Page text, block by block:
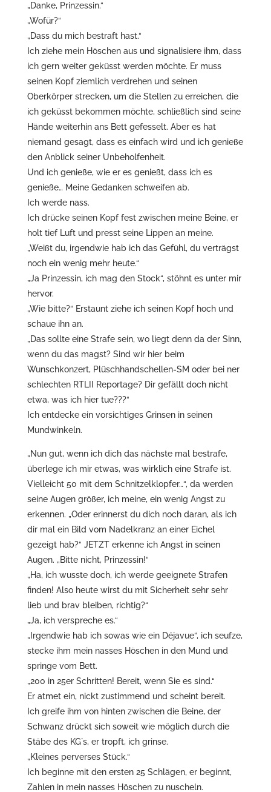
„Danke, Prinzessin.“
„Wofür?“
„Dass du mich bestraft hast.“
Ich ziehe mein Höschen aus und signalisiere ihm, dass
ich gern weiter geküsst werden möchte. Er muss
seinen Kopf ziemlich verdrehen und seinen
Oberkörper strecken, um die Stellen zu erreichen, die
ich geküsst bekommen möchte, schließlich sind seine
Hände weiterhin ans Bett gefesselt. Aber es hat
niemand gesagt, dass es einfach wird und ich genieße
den Anblick seiner Unbeholfenheit.
Und ich genieße, wie er es genießt, dass ich es
genieße… Meine Gedanken schweifen ab.
Ich werde nass.
Ich drücke seinen Kopf fest zwischen meine Beine, er
holt tief Luft und presst seine Lippen an meine.
„Weißt du, irgendwie hab ich das Gefühl, du verträgst
noch ein wenig mehr heute.“
„Ja Prinzessin, ich mag den Stock“, stöhnt es unter mir
hervor.
„Wie bitte?“ Erstaunt ziehe ich seinen Kopf hoch und
schaue ihn an.
„Das sollte eine Strafe sein, wo liegt denn da der Sinn,
wenn du das magst? Sind wir hier beim
Wunschkonzert, Plüschhandschellen-SM oder bei ner
schlechten RTLII Reportage? Dir gefällt doch nicht
etwa, was ich hier tue???“
Ich entdecke ein vorsichtiges Grinsen in seinen
Mundwinkeln.
„Nun gut, wenn ich dich das nächste mal bestrafe,
überlege ich mir etwas, was wirklich eine Strafe ist.
Vielleicht 50 mit dem Schnitzelklopfer…“, da werden
seine Augen größer, ich meine, ein wenig Angst zu
erkennen. „Oder erinnerst du dich noch daran, als ich
dir mal ein Bild vom Nadelkranz an einer Eichel
gezeigt hab?“ JETZT erkenne ich Angst in seinen
Augen. „Bitte nicht, Prinzessin!“
„Ha, ich wusste doch, ich werde geeignete Strafen
finden! Also heute wirst du mit Sicherheit sehr sehr
lieb und brav bleiben, richtig?“
„Ja, ich verspreche es.“
„Irgendwie hab ich sowas wie ein Déjavue“, ich seufze,
stecke ihm mein nasses Höschen in den Mund und
springe vom Bett.
„200 in 25er Schritten! Bereit, wenn Sie es sind.“
Er atmet ein, nickt zustimmend und scheint bereit.
Ich greife ihm von hinten zwischen die Beine, der
Schwanz drückt sich soweit wie möglich durch die
Stäbe des KG`s, er tropft, ich grinse.
„Kleines perverses Stück.“
Ich beginne mit den ersten 25 Schlägen, er beginnt,
Zahlen in mein nasses Höschen zu nuscheln.